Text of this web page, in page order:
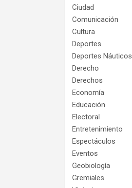
Ciudad
Comunicación
Cultura
Deportes
Deportes Náuticos
Derecho
Derechos
Economía
Educación
Electoral
Entretenimiento
Espectáculos
Eventos
Geobiología
Gremiales